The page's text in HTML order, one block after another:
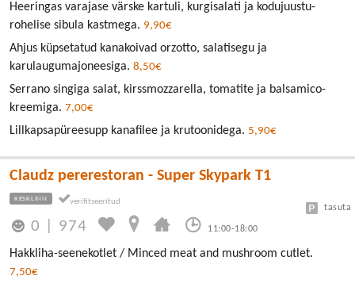
Heeringas varajase värske kartuli, kurgisalati ja kodujuustu-
rohelise sibula kastmega. 9,90€
Ahjus küpsetatud kanakoivad orzotto, salatisegu ja
karulaugumajoneesiga. 8,50€
Serrano singiga salat, kirssmozzarella, tomatite ja balsamico-
kreemiga. 7,00€
Lillkapsapüreesupp kanafilee ja krutoonidega. 5,90€
Claudz pererestoran - Super Skypark T1
KESKLINN
0 974 11:00-18:00
tasuta
Hakkliha-seenekotlet / Minced meat and mushroom cutlet.
7,50€